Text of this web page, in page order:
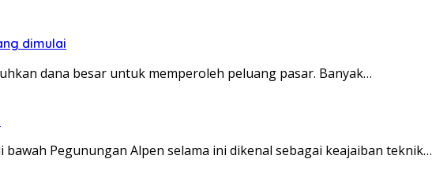
dimulai
dana besar untuk memperoleh peluang pasar. Banyak…
Pegunungan Alpen selama ini dikenal sebagai keajaiban teknik…